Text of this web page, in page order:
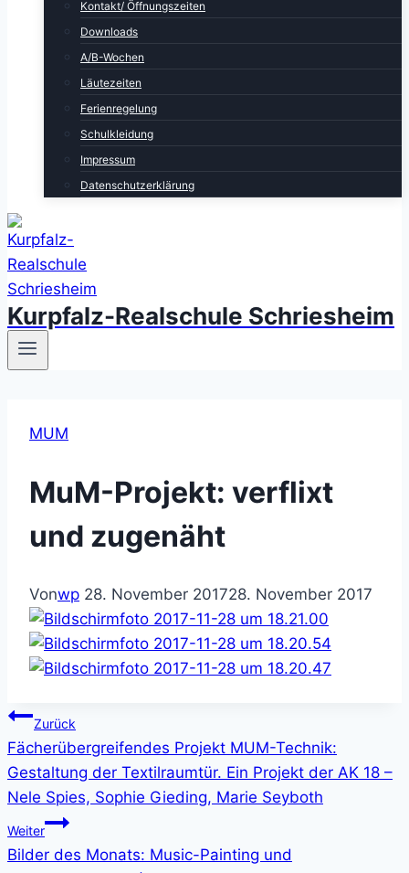
Kontakt/ Öffnungszeiten
Downloads
A/B-Wochen
Läutezeiten
Ferienregelung
Schulkleidung
Impressum
Datenschutzerklärung
Kurpfalz-Realschule Schriesheim
MUM
MuM-Projekt: verflixt
und zugenäht
Vonwp 28. November 201728. November 2017
Beitragsnavigation
Zurück
Fächerübergreifendes Projekt MUM-Technik:
Gestaltung der Textilraumtür. Ein Projekt der AK 18 –
Nele Spies, Sophie Gieding, Marie Seyboth
Weiter
Bilder des Monats: Music-Painting und